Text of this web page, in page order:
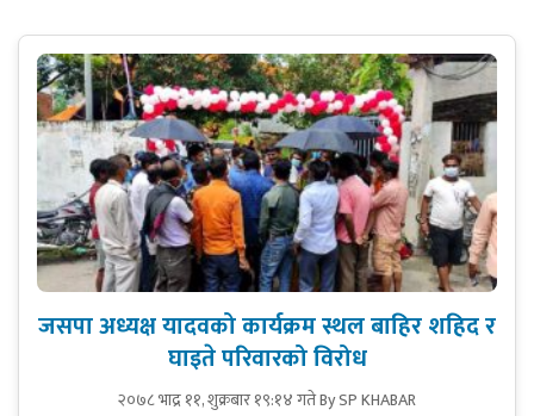
जसपा अध्यक्ष यादवको कार्यक्रम स्थल बाहिर शहिद र
घाइते परिवारको विरोध
२०७८ भाद्र ११, शुक्रबार १९:१४ गतेBy SP KHABAR